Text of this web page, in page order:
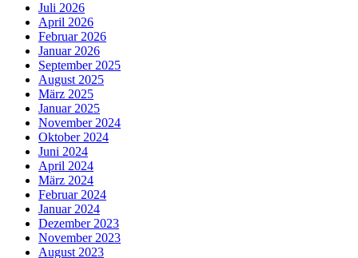
Juli 2026
April 2026
Februar 2026
Januar 2026
September 2025
August 2025
März 2025
Januar 2025
November 2024
Oktober 2024
Juni 2024
April 2024
März 2024
Februar 2024
Januar 2024
Dezember 2023
November 2023
August 2023